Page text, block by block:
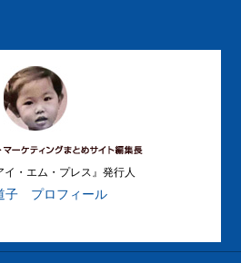
イ・エム・プレス』発行人
子 プロフィール